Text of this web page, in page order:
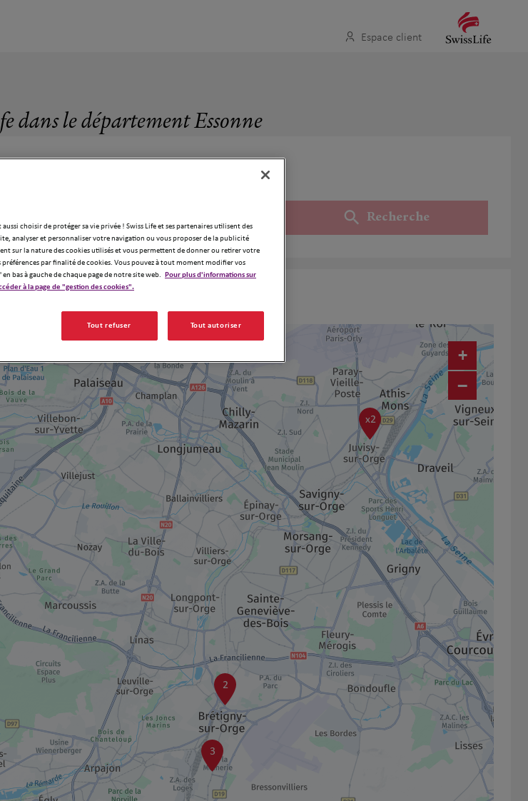
Espace client
dans le département Essonne
Utiliser ma position
Recherche
dans le département Essonne
5
x2
3
2
+
−
aussi choisir de protéger sa vie privée ! Swiss Life et ses partenaires utilisent des
analyser et personnaliser votre navigation ou vous proposer de la publicité
sur la nature des cookies utilisés et vous permettent de donner ou retirer votre
par finalité de cookies. Vous pouvez à tout moment modifier vos
bas à gauche de chaque page de notre site web. Pour plus d'informations sur
à la page de "gestion des cookies".
Tout refuser Tout autoriser